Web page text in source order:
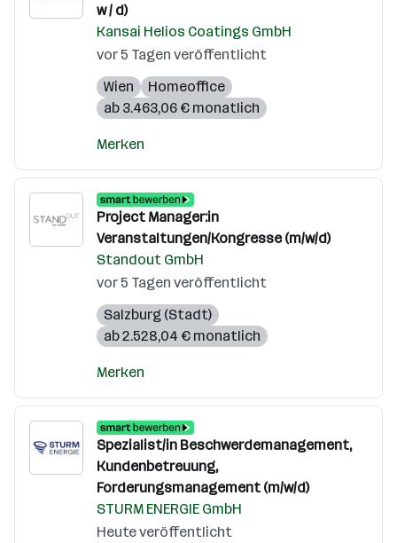
w / d)
Kansai Helios Coatings GmbH
vor 5 Tagen veröffentlicht
Wien
Homeoffice
ab 3.463,06 € monatlich
Merken
Project Manager:in
Veranstaltungen/Kongresse (m/w/d)
Standout GmbH
vor 5 Tagen veröffentlicht
Salzburg (Stadt)
ab 2.528,04 € monatlich
Merken
Spezialist/in Beschwerdemanagement,
Kundenbetreuung,
Forderungsmanagement (m/w/d)
STURM ENERGIE GmbH
Heute veröffentlicht